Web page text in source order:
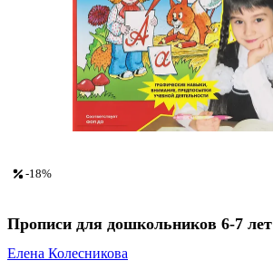
-18%
Прописи для дошкольников 6-7 лет
Елена Колесникова